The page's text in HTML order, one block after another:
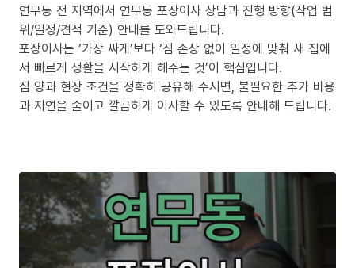
연무동 전 지역에서 연무동 포장이사 상담과 진행 방향(작업 범
위/일정/견적 기준) 안내를 도와드립니다.
포장이사는 ‘가장 싸게’보다 ‘짐 손상 없이 일정에 맞춰 새 집에
서 빠르게 생활을 시작하게 해주는 것’이 핵심입니다.
짐 양과 현장 조건을 정확히 공유해 주시면, 불필요한 추가 비용
과 지연을 줄이고 깔끔하게 이사할 수 있도록 안내해 드립니다.